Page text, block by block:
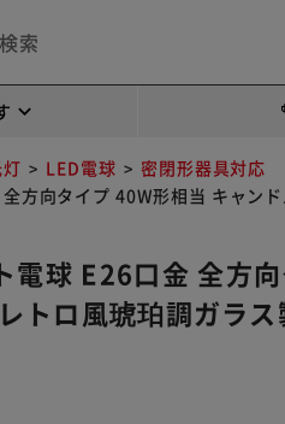
LED電球
密閉形器具対応
方向タイプ 40W形相当 キャ
電球 E26口金 全方
トロ風琥珀調ガラ